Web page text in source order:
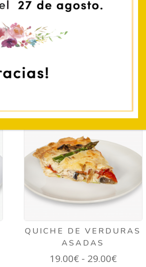
QUICHE DE VERDURAS
ASADAS
19.00€ - 29.00€Rango